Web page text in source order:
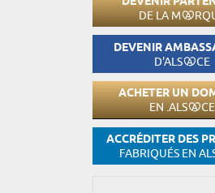
DE LA M
DEVENIR
D'ALS CE
ACHETER UN
EN .ALS CE
ACCRÉDITER DES
FABRIQUÉS EN